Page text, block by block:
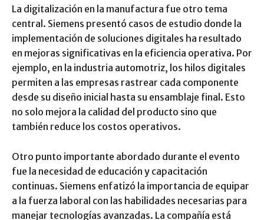
La digitalización en la manufactura fue otro tema
central. Siemens presentó casos de estudio donde la
implementación de soluciones digitales ha resultado
en mejoras significativas en la eficiencia operativa. Por
ejemplo, en la industria automotriz, los hilos digitales
permiten a las empresas rastrear cada componente
desde su diseño inicial hasta su ensamblaje final. Esto
no solo mejora la calidad del producto sino que
también reduce los costos operativos.
Otro punto importante abordado durante el evento
fue la necesidad de educación y capacitación
continuas. Siemens enfatizó la importancia de equipar
a la fuerza laboral con las habilidades necesarias para
manejar tecnologías avanzadas. La compañía está